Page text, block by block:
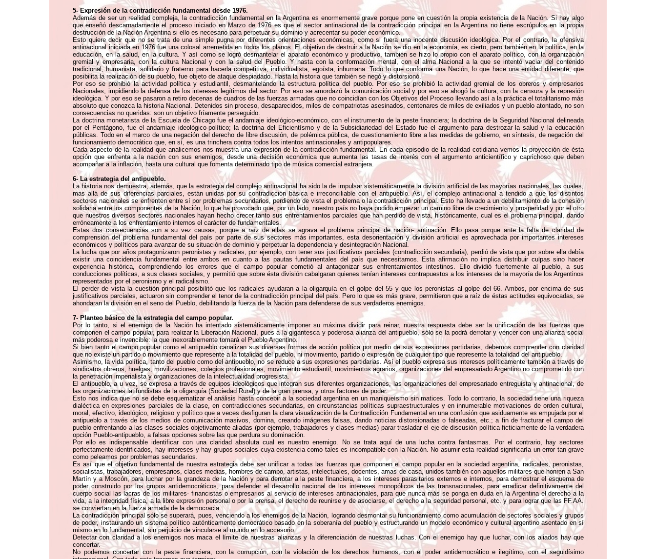
5- Expresión de la contradicción fundamental desde 1976.
Además de ser un realidad compleja, la contradicción fundamental en la Argentina es enormemente grave porque pone en cuestión la propia existencia de la Nación. Si hay algo
que enseñó descarnadamente el proceso iniciado en Marzo de 1976 es que el sector antinacional de la contradicción principal en la Argentina no tiene escrúpulos en la propia
destrucción de la Nación Argentina si ello es necesario para perpetuar su dominio y acrecentar su poder económico.
Esto quiere decir que no se trata de una simple pugna por diferentes orientaciones económicas, como si fuera una inocente discusión ideológica. Por el contrario, la ofensiva
antinacional iniciada en 1976 fue una colosal arremetida en todos los planos. El objetivo de destruir a la Nación se dio en la economía, es cierto, pero también en la política, en la
educación, en la salud, en la cultura. Y así como se logró desmantelar el aparato económico y productivo, también se hizo lo propio con el aparato político, con la organización
gremial y empresaria, con la cultura Nacional y con la salud del Pueblo. Y hasta con la conformación mental, con el alma Nacional a la que se intentó vaciar del contenido
tradicional, humanista, solidario y fraterno para hacerla competitiva, individualista, egoísta, inhumana. Todo lo que conforma una Nación, lo que hace una entidad diferente, que
posibilita la realización de su pueblo, fue objeto de ataque despiadado. Hasta la historia que también se negó y distorsionó.
Por eso se prohibió la actividad política y estudiantil, desmantelando la estructura política del pueblo. Por eso se prohibió la actividad gremial de los obreros y empresarios
Nacionales, impidiendo la defensa de los intereses legítimos del sector. Por eso se amordazó la comunicación social y por eso se ahogó la cultura, con la censura y la represión
ideológica. Y por eso se pasaron a retiro decenas de cuadros de las fuerzas armadas que no coincidían con los Objetivos del Proceso llevando así a la práctica el totalitarismo más
absoluto que conozca la historia Nacional. Detenidos sin proceso, desaparecidos, miles de compatriotas asesinados, centenares de miles de exiliados y un pueblo atontado, no son
consecuencias no queridas: son un objetivo fríamente perseguido.
La doctrina monetarista de la Escuela de Chicago fue el andamiaje ideológico-económico, con el instrumento de la peste financiera; la doctrina de la Seguridad Nacional delineada
por el Pentágono, fue el andamiaje ideológico-político; la doctrina del Eficientísmo y de la Subsidiariedad del Estado fue el argumento para destrozar la salud y la educación
públicas. Todo en el marco de una negación del derecho de libre discusión, de polémica pública, de cuestionamiento libre a las medidas de gobierno, en síntesis, de negación del
funcionamiento democrático que, en sí, es una trinchera contra todos los intentos antinacionales y antipopulares.
Cada aspecto de la realidad que analicemos nos muestra una expresión de la contradicción fundamental. En cada episodio de la realidad cotidiana vemos la proyección de ésta
opción que enfrenta a la nación con sus enemigos, desde una decisión económica que aumenta las tasas de interés con el argumento anticientífico y caprichoso que deben
acompañar a la inflación, hasta una cultural que fomenta determinado tipo de música comercial extranjera.
6- La estrategia del antipueblo.
La historia nos demuestra, además, que la estrategia del complejo antinacional ha sido la de impulsar sistemáticamente la división artificial de las mayorías nacionales, las cuales,
mas allá de sus diferencias parciales, están unidas por su contradicción básica e irreconciliable con el antipueblo. Así, el complejo antinacional a tendido a que los distintos
sectores nacionales se enfrenten entre sí por problemas secundarios, perdiendo de vista el problema o la contradicción principal. Esto ha llevado a un debilitamiento de la cohesión
solidaria entre los componentes de la Nación, lo que ha provocado que, por un lado, nuestro país no haya podido empezar un camino libre de crecimiento y prosperidad y por el otro
que nuestros diversos sectores nacionales hayan hecho crecer tanto sus enfrentamientos parciales que han perdido de vista, históricamente, cual es el problema principal, dando
erróneamente a los enfrentamiento internos el carácter de fundamentales.
Estas dos consecuencias son a su vez causas, porque a raíz de ellas se agrava el problema principal de nación- antinación. Ello pasa porque ante la falta de claridad de
comprensión del problema fundamental del país por parte de sus sectores más importantes, esta desorientación y división artificial es aprovechada por importantes intereses
económicos y políticos para avanzar de su situación de dominio y perpetuar la dependencia y desintegración Nacional.
La lucha que por años protagonizaron peronistas y radicales, por ejemplo, con tener sus justificativos parciales (contradicción secundaria), perdió de vista que por sobre ella debía
existir una coincidencia fundamental entre ambos en cuanto a las pautas fundamentales del país que necesitamos. Esta afirmación no implica distribuir culpas sino hacer
experiencia histórica, comprendiendo los errores que el campo popular cometió al antagonizar sus enfrentamientos intestinos. Ello dividió fuertemente al pueblo, a sus
conducciones políticas, a sus clases sociales, y permitió que sobre ésta división cabalgaran quienes tenían intereses contrapuestos a los intereses de la mayoría de los Argentinos
representados por el peronismo y el radicalismo.
El perder de vista la cuestión principal posibilitó que los radicales ayudaran a la oligarquía en el golpe del 55 y que los peronistas al golpe del 66. Ambos, por encima de sus
justificativos parciales, actuaron sin comprender el tenor de la contradicción principal del país. Pero lo que es más grave, permitieron que a raíz de éstas actitudes equivocadas, se
ahondaran la división en el seno del Pueblo, debilitando la fuerza de la Nación para defenderse de sus verdaderos enemigos.
7- Planteo básico de la estrategia del campo popular.
Por lo tanto, si el enemigo de la Nación ha intentado sistemáticamente imponer su máxima dividir para reinar, nuestra respuesta debe ser la unificación de las fuerzas que
componen el campo popular, para realizar la Liberación Nacional, pues a la gigantesca y poderosa alianza del antipueblo, sólo se la podrá derrotar y vencer con una alianza social
más poderosa e invencible: la que inexorablemente tomará el Pueblo Argentino.
Si bien tanto el campo popular como el antipueblo canalizan sus diversas formas de acción política por medio de sus expresiones partidarias, debemos comprender con claridad
que no existe un partido o movimiento que represente a la totalidad del pueblo, ni movimiento, partido o expresión de cualquier tipo que represente la totalidad del antipueblo.
Asimismo, la vida política, tanto del pueblo como del antipueblo, no se reduce a sus expresiones partidarias. Así el pueblo expresa sus intereses políticamente también a través de
sindicatos obreros, huelgas, movilizaciones, colegios profesionales, movimiento estudiantil, movimientos agrarios, organizaciones del empresariado Argentino no comprometido con
la penetración imperialista y organizaciones de la intelectualidad progresista.
El antipueblo, a u vez, se expresa a través de equipos ideológicos que integran sus diferentes organizaciones, las organizaciones del empresariado entreguista y antinacional, de
las organizaciones latifundistas de la oligarquía (Sociedad Rural) y de la gran prensa, y otros factores de poder.
Esto nos indica que no se debe esquematizar el análisis hasta concebir a la sociedad argentina en un maniqueísmo sin matices. Todo lo contrario, la sociedad tiene una riqueza
dialéctica en expresiones parciales de la clase, en contradicciones secundarias, en circunstancias políticas supraestructurales y en innumerable motivaciones de orden cultural,
moral, efectivo, ideológico, religioso y político que a veces desfiguran la clara visualización de la Contradicción Fundamental en una confusión que asiduamente es empujada por el
antipueblo a través de los medios de comunicación masivos, domina, creando imágenes falsas, dando noticias distorsionadas o falseadas, etc.; a fin de fracturar el campo del
pueblo enfrentando a las clases sociales objetivamente aliadas (por ejemplo, trabajadores y clases medias) parar trasladar el eje de discusión política ficticiamente de la verdadera
opción Pueblo-antipueblo, a falsas opciones sobre las que perdura su dominación.
Por ello es indispensable identificar con una claridad absoluta cual es nuestro enemigo. No se trata aquí de una lucha contra fantasmas. Por el contrario, hay sectores
perfectamente identificados, hay intereses y hay grupos sociales cuya existencia como tales es incompatible con la Nación. No asumir esta realidad significaría un error tan grave
como peleamos por problemas secundarios.
Es así que el objetivo fundamental de nuestra estrategia debe ser unificar a todas las fuerzas que componen el campo popular en la sociedad argentina, radicales, peronistas,
socialistas, trabajadores, empresarios, clases medias, hombres de campo, artistas, intelectuales, docentes, amas de casa, unidos también con aquellos militares que honren a San
Martín y a Moscón, para luchar por la grandeza de la Nación y para derrotar a la peste financiera, a los intereses parasitarios externos e internos, para demostrar el esquema de
poder construido por los grupos antidemocráticos, para defender el desarrollo nacional de los intereses monopólicos de las transnacionales, para erradicar definitivamente del
cuerpo social las lacras de los militares- financistas o empresarios al servicio de intereses antinacionales, para que nunca más se ponga en duda en la Argentina el derecho a la
vida, a la integridad física, a la libre expresión personal o por la prensa, el derecho de reunirse y de asociarse, el derecho a la seguridad personal, etc. y para lograr que las FF.AA.
se conviertan en la fuerza armada de la democracia.
La contradicción principal sólo se superará, pues, venciendo a los enemigos de la Nación, logrando desmontar su funcionamiento como acumulación de sectores sociales y grupos
de poder, instaurando un sistema político auténticamente democrático basado en la soberanía del pueblo y estructurando un modelo económico y cultural argentino asentado en sí
mismo en lo fundamental, sin perjuicio de vincularse al mundo en lo accesorio.
Detectar con claridad a los enemigos nos maca el límite de nuestras alianzas y la diferenciación de nuestras luchas. Con el enemigo hay que luchar, con los aliados hay que
concertar.
No podemos concertar con la peste financiera, con la corrupción, con la violación de los derechos humanos, con el poder antidemocrático e ilegítimo, con el seguidísimo